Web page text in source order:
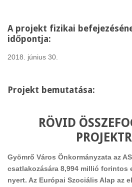
A projekt fizikai
időpontja:
2018. június 30.
Projekt bemutatása:
RÖVID
Gyömrő Város Önkormányzata az
csatlakozására 8,994 millió forintos
nyert. Az Európai Szociális Alap az